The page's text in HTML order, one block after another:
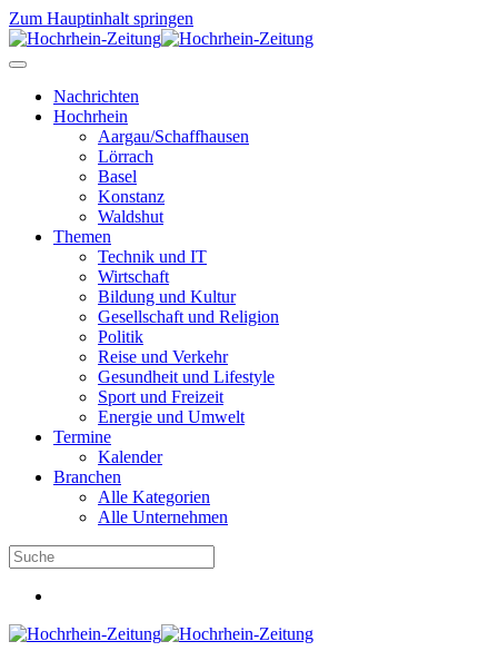
Zum Hauptinhalt springen
Nachrichten
Hochrhein
Aargau/Schaffhausen
Lörrach
Basel
Konstanz
Waldshut
Themen
Technik und IT
Wirtschaft
Bildung und Kultur
Gesellschaft und Religion
Politik
Reise und Verkehr
Gesundheit und Lifestyle
Sport und Freizeit
Energie und Umwelt
Termine
Kalender
Branchen
Alle Kategorien
Alle Unternehmen